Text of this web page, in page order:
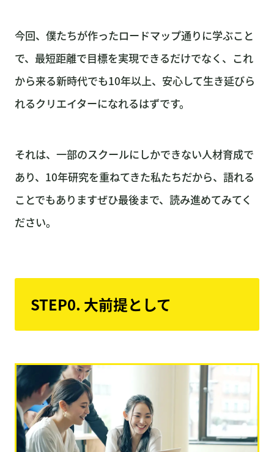
今回、僕たちが作ったロードマップ通りに学ぶこと
で、最短距離で目標を実現できるだけでなく、これ
から来る新時代でも10年以上、安心して生き延びら
れるクリエイターになれるはずです。
それは、一部のスクールにしかできない人材育成で
あり、10年研究を重ねてきた私たちだから、語れる
ことでもありますぜひ最後まで、読み進めてみてく
ださい。
STEP0. 大前提として